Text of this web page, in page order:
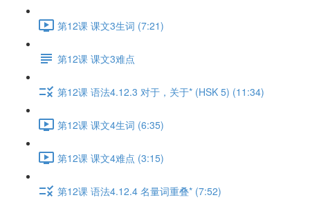
第12课 课文3生词 (7:21)
第12课 课文3难点
第12课 语法4.12.3 对于，关于* (HSK 5) (11:34)
第12课 课文4生词 (6:35)
第12课 课文4难点 (3:15)
第12课 语法4.12.4 名量词重叠* (7:52)